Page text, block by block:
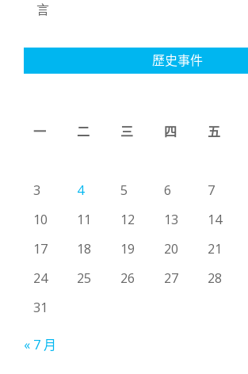
言
歷史事件
一
二 三 四 五
3
4 5 6 7
10
11 12 13 14
17
18 19 20 21
24
25 26 27 28
31
« 7 月